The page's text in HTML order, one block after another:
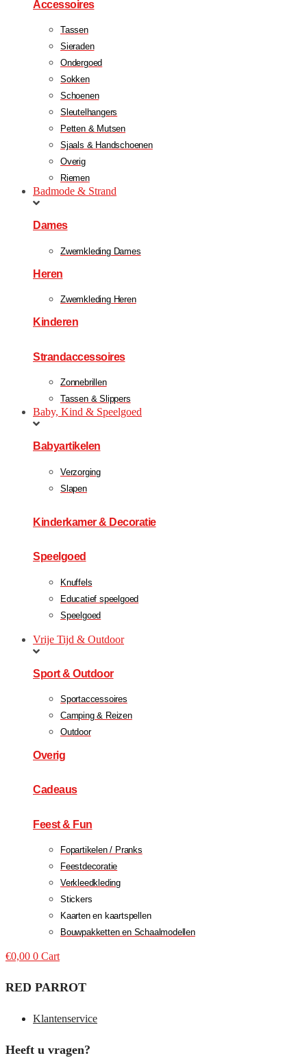
Accessoires
Tassen
Sieraden
Ondergoed
Sokken
Schoenen
Sleutelhangers
Petten & Mutsen
Sjaals & Handschoenen
Overig
Riemen
Badmode & Strand
Dames
Zwemkleding Dames
Heren
Zwemkleding Heren
Kinderen
Strandaccessoires
Zonnebrillen
Tassen & Slippers
Baby, Kind & Speelgoed
Babyartikelen
Verzorging
Slapen
Kinderkamer & Decoratie
Speelgoed
Knuffels
Educatief speelgoed
Speelgoed
Vrije Tijd & Outdoor
Sport & Outdoor
Sportaccessoires
Camping & Reizen
Outdoor
Overig
Cadeaus
Feest & Fun
Fopartikelen / Pranks
Feestdecoratie
Verkleedkleding
Stickers
Kaarten en kaartspellen
Bouwpakketten en Schaalmodellen
€0,00 0 Cart
RED PARROT
Klantenservice
Heeft u vragen?